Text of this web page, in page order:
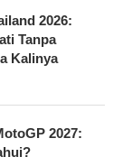
2026:
Tanpa
Kalinya
2027: